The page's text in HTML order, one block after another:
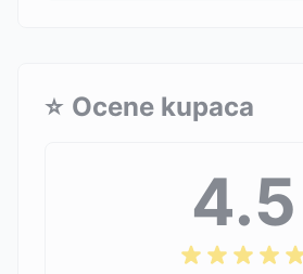
⭐ Ocene kupaca
4.5